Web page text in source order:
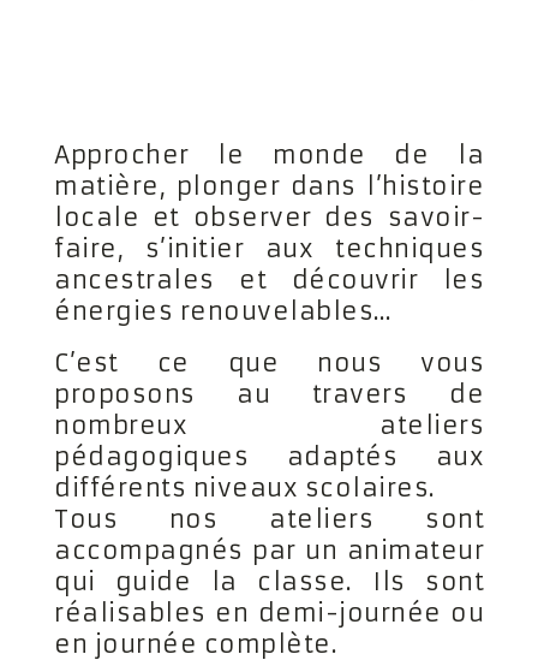
Approcher le monde de la
matière, plonger dans l’histoire
locale et observer des savoir-
faire, s’initier aux techniques
ancestrales et découvrir les
énergies renouvelables…
C’est ce que nous vous
proposons au travers de
nombreux ateliers
pédagogiques adaptés aux
différents niveaux scolaires.
Tous nos ateliers sont
accompagnés par un animateur
qui guide la classe. Ils sont
réalisables en demi-journée ou
en journée complète.